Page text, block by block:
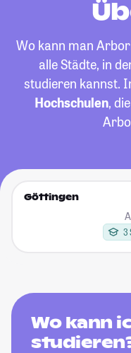
Wo kann man
alle Städte, in
studieren kannst.
Hochschulen,
Göttingen
3
Wo kann